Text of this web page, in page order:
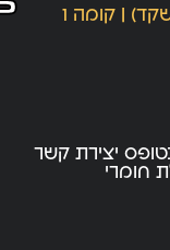
יצירת קשר
חומרי